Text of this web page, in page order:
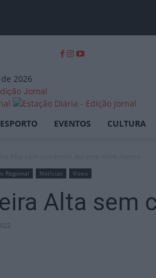
2026
Jornal
EVENTOS CULTURA
Regional Notícias Viseu
Alta sem